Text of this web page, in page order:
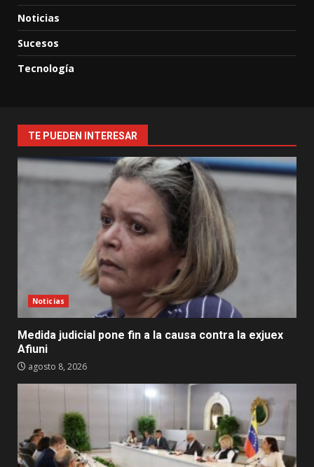
Noticias
Sucesos
Tecnología
TE PUEDEN INTERESAR
Noticias
Medida judicial pone fin a la causa contra la exjuex
Afiuni
agosto 8, 2026